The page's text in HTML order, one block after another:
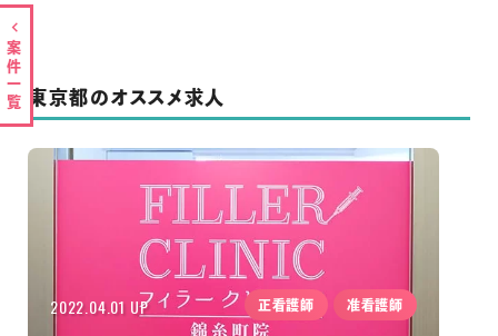
案件一覧 東京都のオススメ求人
2022.04.01 UP 正看護師 准看護師